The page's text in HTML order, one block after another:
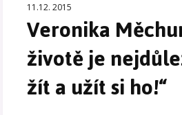
11.12. 2015
Veronika
životě je
žít a užít si ho!“